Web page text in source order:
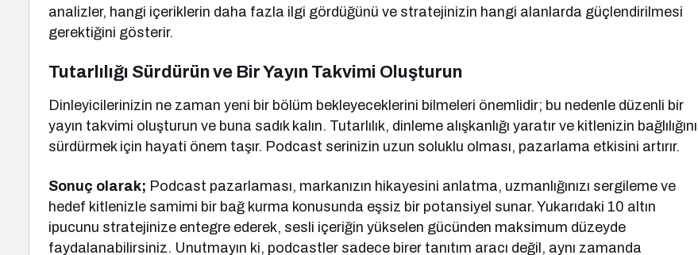
analizler, hangi içeriklerin daha fazla ilgi gördüğünü ve stratejinizin hangi alanlarda güçlendirilmesi
gerektiğini gösterir.
Tutarlılığı Sürdürün ve Bir Yayın Takvimi Oluşturun
Dinleyicilerinizin ne zaman yeni bir bölüm bekleyeceklerini bilmeleri önemlidir; bu nedenle düzenli bir
yayın takvimi oluşturun ve buna sadık kalın. Tutarlılık, dinleme alışkanlığı yaratır ve kitlenizin bağlılığını
sürdürmek için hayati önem taşır. Podcast serinizin uzun soluklu olması, pazarlama etkisini artırır.
Sonuç olarak; Podcast pazarlaması, markanızın hikayesini anlatma, uzmanlığınızı sergileme ve
hedef kitlenizle samimi bir bağ kurma konusunda eşsiz bir potansiyel sunar. Yukarıdaki 10 altın
ipucunu stratejinize entegre ederek, sesli içeriğin yükselen gücünden maksimum düzeyde
faydalanabilirsiniz. Unutmayın ki, podcastler sadece birer tanıtım aracı değil, aynı zamanda